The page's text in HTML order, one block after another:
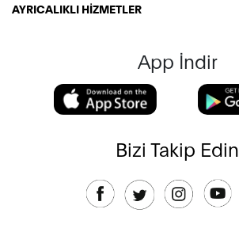
AYRICALIKLI HİZMETLER
App İndir
Bizi Takip Edin